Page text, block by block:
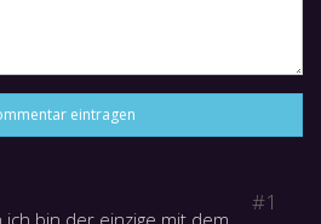
eintragen
#1
bin der einzige mit dem